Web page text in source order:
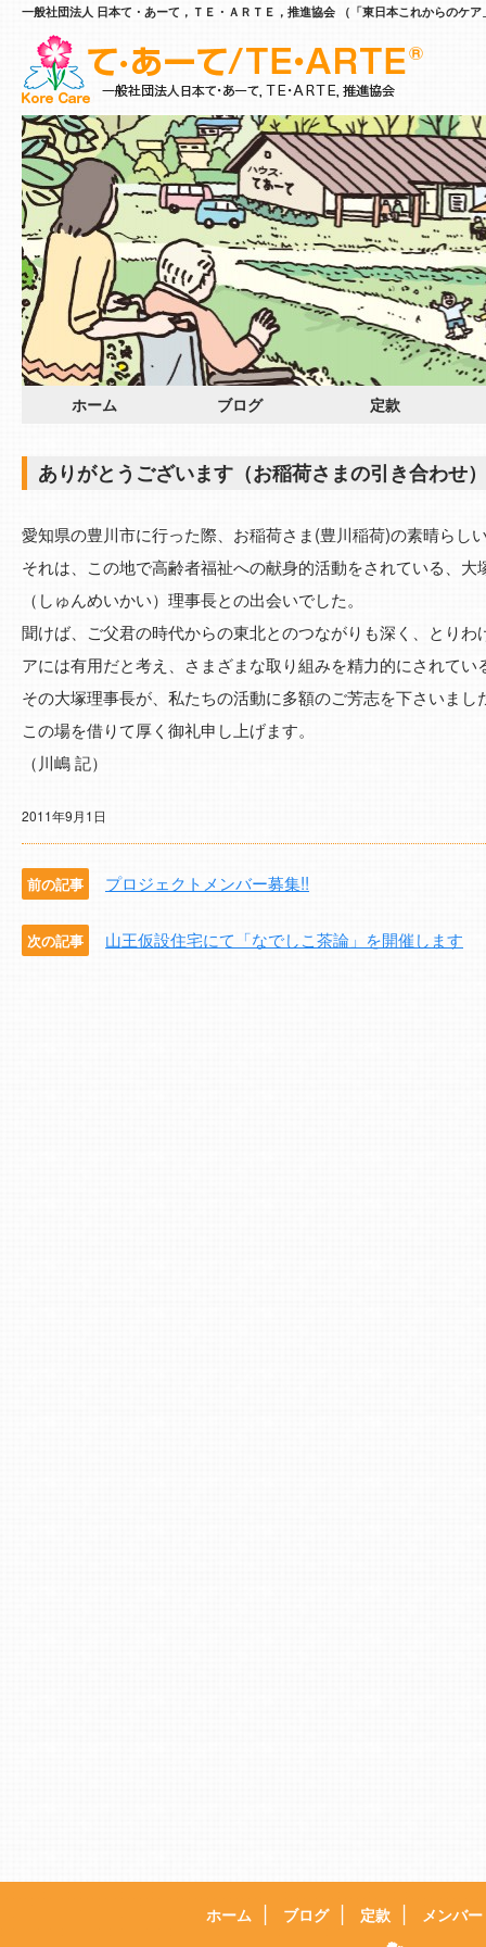
一般社団法人 日本て・あーて，ＴＥ・ＡＲＴＥ，推進協会 （「東日本これからのケ
ホーム ブログ 定款
ありがとうございます（お稲荷さまの引き合わせ）
愛知県の豊川市に行った際、お稲荷さま(豊川稲荷)の素晴らし
それは、この地で高齢者福祉への献身的活動をされている、
（しゅんめいかい）理事長との出会いでした。
聞けば、ご父君の時代からの東北とのつながりも深く、とり
アには有用だと考え、さまざまな取り組みを精力的にされてい
その大塚理事長が、私たちの活動に多額のご芳志を下さいまし
この場を借りて厚く御礼申し上げます。
（川嶋 記）
2011年9月1日
前の記事 プロジェクトメンバー募集!!
次の記事 山王仮設住宅にて「なでしこ茶論」を開催します
ホーム ブログ 定款 メンバー